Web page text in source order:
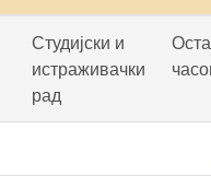
Студијски и
истраживачки
рад